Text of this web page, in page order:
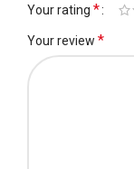
Your rating *
Your review *